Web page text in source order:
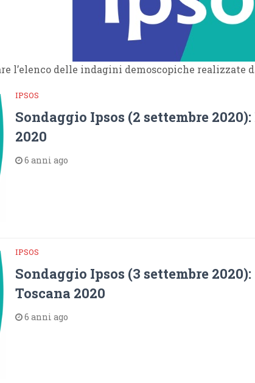
l’elenco delle indagini demoscopiche realizzate
IPSOS
Sondaggio Ipsos (2 settembre
2020
6 anni ago
IPSOS
Sondaggio Ipsos (3 settembre 2020):
Toscana 2020
6 anni ago